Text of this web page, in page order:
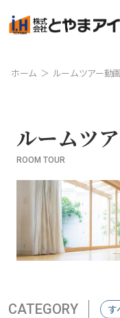
ホーム ルームツアー動
ルームツ
ROOM TOUR
CATEGORY す